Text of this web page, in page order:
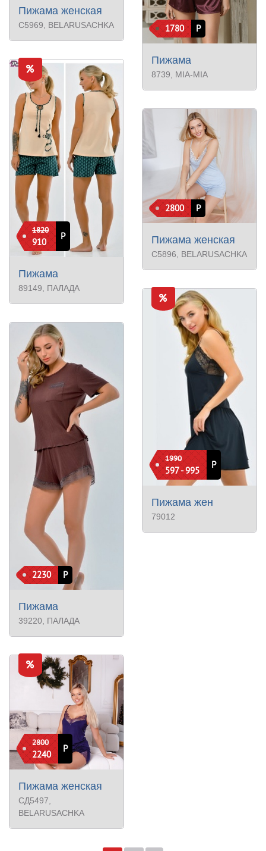
Пижама женская
С5969 , BELARUSACHKA
1820
910
Р
Пижама
89149, ПАЛАДА
2230 Р
Пижама
39220 , ПАЛАДА
2800
2240
Р
Пижама женская
СД5497
BELARUSACHKA
1780 Р
Пижама
8739 , MIA-MIA
2800 Р
Пижама женская
С5896 , BELARUSACHKA
1990
597 - 995
Р
Пижама жен
79012